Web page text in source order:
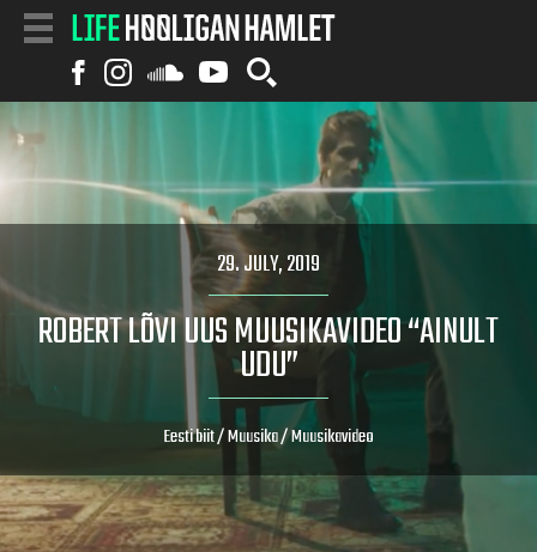
29. JULY, 2019
ROBERT LÕVI UUS MUUSIKAVIDEO “AINULT
UDU”
Eesti biit/Muusika/Muusikavideo